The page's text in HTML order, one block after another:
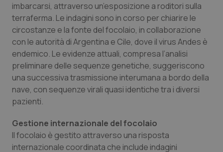
Piemonte
Provincia Autonoma di Bolzano
Provincia Autonoma di Trento
Puglia
Sicilia
HIV
Infezioni & Febbre
Ipertensione & Scompenso
Malattie rare
Neuroscienze & patologie neurodegenerative
imbarcarsi, attraverso un’esposizione a roditori sulla
terraferma. Le indagini sono in corso per chiarire le
circostanze e la fonte del focolaio, in collaborazione
con le autorità di Argentina e Cile, dove il virus Andes è
endemico. Le evidenze attuali, compresa l’analisi
preliminare delle sequenze genetiche, suggeriscono
una successiva trasmissione interumana a bordo della
nave, con sequenze virali quasi identiche tra i diversi
pazienti.
Gestione internazionale del focolaio
Il focolaio è gestito attraverso una risposta
internazionale coordinata che include indagini